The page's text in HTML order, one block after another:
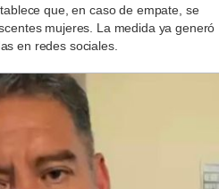
que, en caso de empate, se
mujeres. La medida ya generó
en redes sociales.